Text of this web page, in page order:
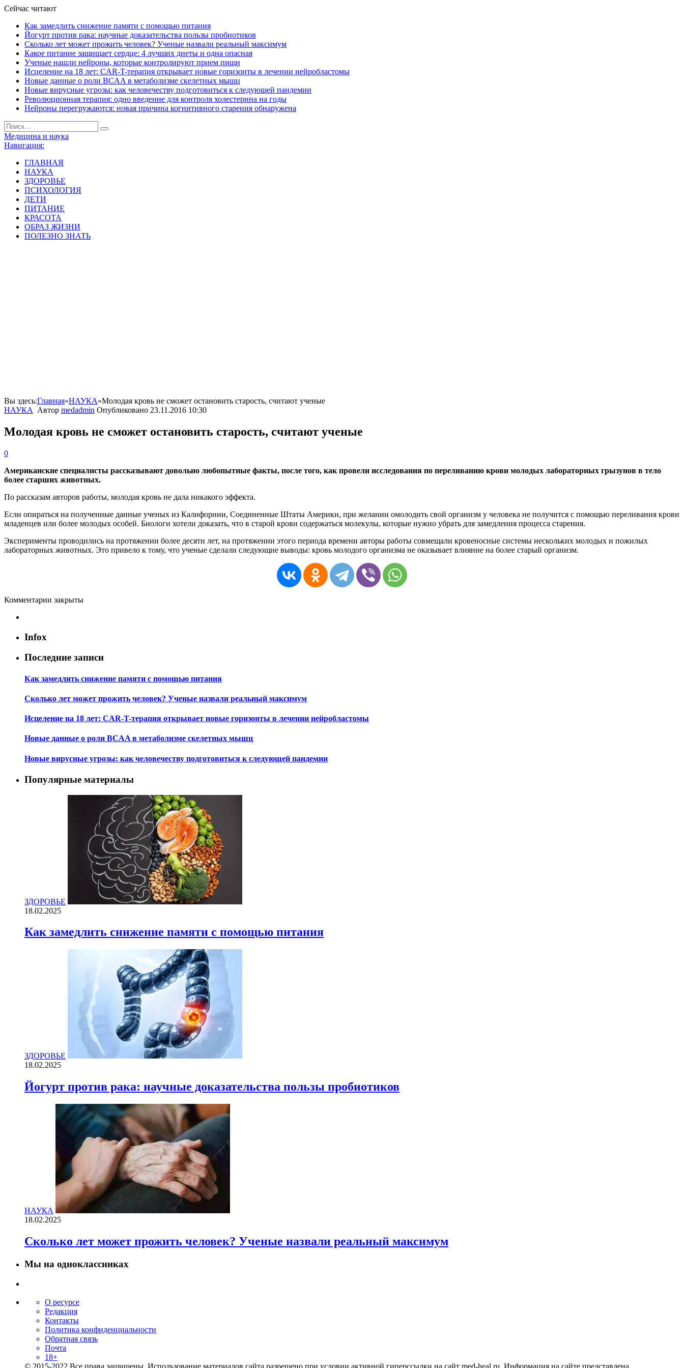
Сейчас читают
Как замедлить снижение памяти с помощью питания
Йогурт против рака: научные доказательства пользы пробиотиков
Сколько лет может прожить человек? Ученые назвали реальный максимум
Какое питание защищает сердце: 4 лучших диеты и одна опасная
Ученые нашли нейроны, которые контролируют прием пищи
Исцеление на 18 лет: CAR-T-терапия открывает новые горизонты в лечении нейробластомы
Новые данные о роли BCAA в метаболизме скелетных мышц
Новые вирусные угрозы: как человечеству подготовиться к следующей пандемии
Революционная терапия: одно введение для контроля холестерина на годы
Нейроны перегружаются: новая причина когнитивного старения обнаружена
Медицина и наука
Навигация:
ГЛАВНАЯ
НАУКА
ЗДОРОВЬЕ
ПСИХОЛОГИЯ
ДЕТИ
ПИТАНИЕ
КРАСОТА
ОБРАЗ ЖИЗНИ
ПОЛЕЗНО ЗНАТЬ
Вы здесь:Главная»НАУКА»Молодая кровь не сможет остановить старость, считают ученые
НАУКА
Автор medadmin Опубликовано 23.11.2016 10:30
Молодая кровь не сможет остановить старость, считают ученые
0
Американские специалисты рассказывают довольно любопытные факты, после того, как провели исследования по переливанию крови молодых лабораторных грызунов в тело
более старших животных.
По рассказам авторов работы, молодая кровь не дала никакого эффекта.
Если опираться на полученные данные ученых из Калифорнии, Соединенные Штаты Америки, при желании омолодить свой организм у человека не получится с помощью переливания крови
младенцев или более молодых особей. Биологи хотели доказать, что в старой крови содержаться молекулы, которые нужно убрать для замедления процесса старения.
Эксперименты проводились на протяжении более десяти лет, на протяжении этого периода времени авторы работы совмещали кровеносные системы нескольких молодых и пожилых
лабораторных животных. Это привело к тому, что ученые сделали следующие выводы: кровь молодого организма не оказывает влияние на более старый организм.
Комментарии закрыты
Infox
Последние записи
Как замедлить снижение памяти с помощью питания
Сколько лет может прожить человек? Ученые назвали реальный максимум
Исцеление на 18 лет: CAR-T-терапия открывает новые горизонты в лечении нейробластомы
Новые данные о роли BCAA в метаболизме скелетных мышц
Новые вирусные угрозы: как человечеству подготовиться к следующей пандемии
Популярные материалы
ЗДОРОВЬЕ
18.02.2025
Как замедлить снижение памяти с помощью питания
ЗДОРОВЬЕ
18.02.2025
Йогурт против рака: научные доказательства пользы пробиотиков
НАУКА
18.02.2025
Сколько лет может прожить человек? Ученые назвали реальный максимум
Мы на одноклассниках
О ресурсе
Редакция
Контакты
Политика конфиденциальности
Обратная связь
Почта
18+